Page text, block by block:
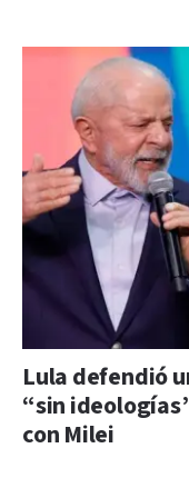
Lula defendió
“sin
con Milei